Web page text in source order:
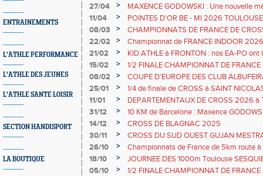
ENTRAINEMENTS
L'ATHLE PERFORMANCE
L'ATHLE DES JEUNES
L'ATHLE SANTE LOISIR
SECTION HANDISPORT
LA BOUTIQUE
27/04
>
MAXENCE GODOWSKI : Une nouvelle
sélection avec l'équipe de FRANCE
11/04 >
POINTES D'OR BE - MI 2026
08/03
>
CHAMPIONNATS DE FRANCE DE
22/02
>
Championnat de FRANCE INDOOR
21/02
>
KID ATHLE à FRONTON : nos EA-PO ont
15/02
>
1/2 FINALE CHAMPIONNAT DE FRANCE
08/02
>
COUPE D'EUROPE DES CLUB
par équipe avec le GTA
25/01 >
1/4 de finale de CROSS à SAINT
11/01
>
DEPARTEMENTAUX DE CROSS 2026 à
31/12
>
10 KM de Barcelone : Maxence
14/12
>
CROSS DE BLAGNAC 2025
30/11
>
CROSS DU SUD OUEST GUJAN
26/10
>
Championnats de France de 5km route
Clara DRAPEAU
18/10 >
JOURNEE DES 1000m Toulouse
05/10
>
1/2 FINALE CHAMPIONNAT DE